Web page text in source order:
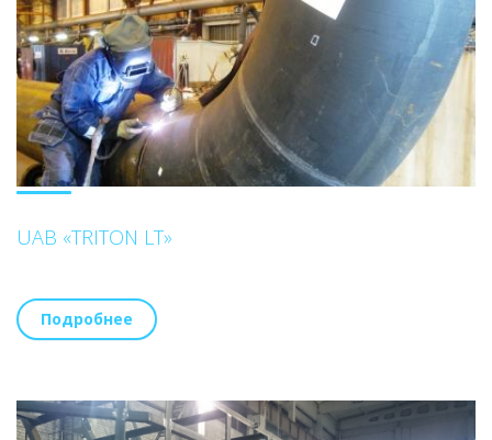
UAB «TRITON LT»
Подробнее